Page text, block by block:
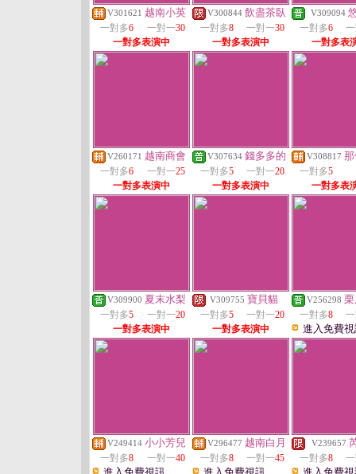
V301621 越南小英
一對多6 一對一30
一對多表演中
V300844 飲盡茶臥
一對多8 一對一30
一對多表演中
V309094
一對多6
一對多表
V260171 越南商會
一對多6 一對一25
一對多表演中
V307634 錢多多的
一對多5 一對一20
一對多表演中
V308817
一對多5
一對多表
V309900 夏末水梨
一對多5 一對一20
一對多表演中
V309755 寶貝貓
一對多5 一對一20
一對多表演中
V256298
一對多8
進入免費
V249414 小小芳兒
一對多8 一對一40
V296477 越南白月
一對多8 一對一45
V239657
一對多8